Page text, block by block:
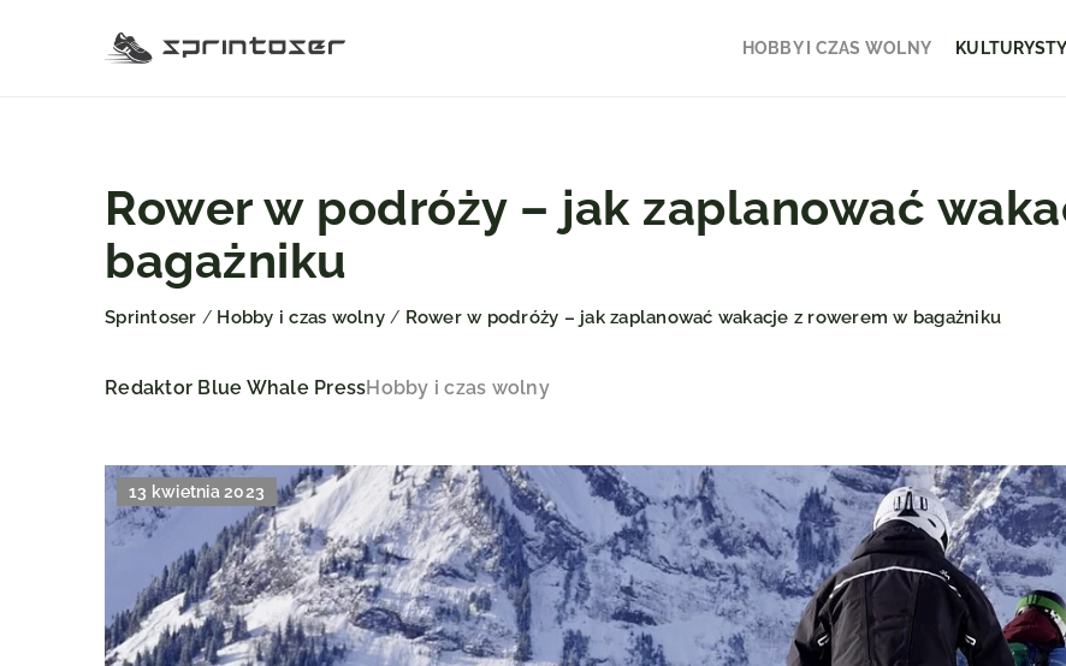
HOBBY I CZAS WOLNY
Rower w podróży – jak zaplanować
bagażniku
Sprintoser / Hobby i czas wolny/ Rower w podróży – jak zaplanować wakacje z rowerem w bagażniku
Redaktor Blue Whale PressHobby i czas wolny
13 kwietnia 2023